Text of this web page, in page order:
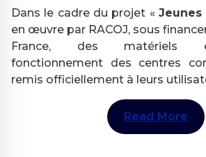
Dans le cadre du projet «Jeunes
en œuvre par RACOJ, sous
France, des matériels
fonctionnement des centres
remis officiellement à leurs
Read More